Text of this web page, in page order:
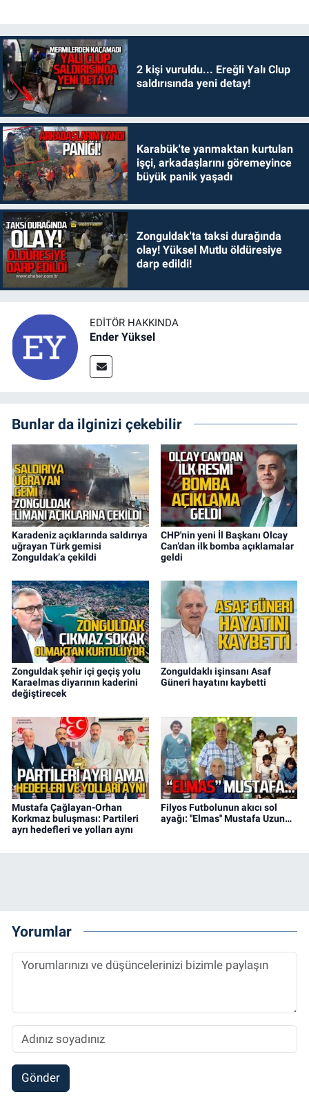
2 kişi vuruldu... Ereğli Yalı Clup
saldırısında yeni detay!
Karabük'te yanmaktan kurtulan
işçi, arkadaşlarını göremeyince
büyük panik yaşadı
Zonguldak'ta taksi durağında
olay! Yüksel Mutlu öldüresiye
darp edildi!
EDITÖR HAKKINDA
Ender Yüksel
Bunlar da ilginizi çekebilir
Karadeniz açıklarında saldırıya
uğrayan Türk gemisi
Zonguldak’a çekildi
CHP'nin yeni İl Başkanı Olcay
Can’dan ilk bomba açıklamalar
geldi
Zonguldak şehir içi geçiş yolu
Karaelmas diyarının kaderini
değiştirecek
Zonguldaklı işinsanı Asaf
Güneri hayatını kaybetti
Mustafa Çağlayan-Orhan
Korkmaz buluşması: Partileri
ayrı hedefleri ve yolları aynı
Filyos Futbolunun akıcı sol
ayağı: ''Elmas'' Mustafa Uzun…
Yorumlar
Gönder